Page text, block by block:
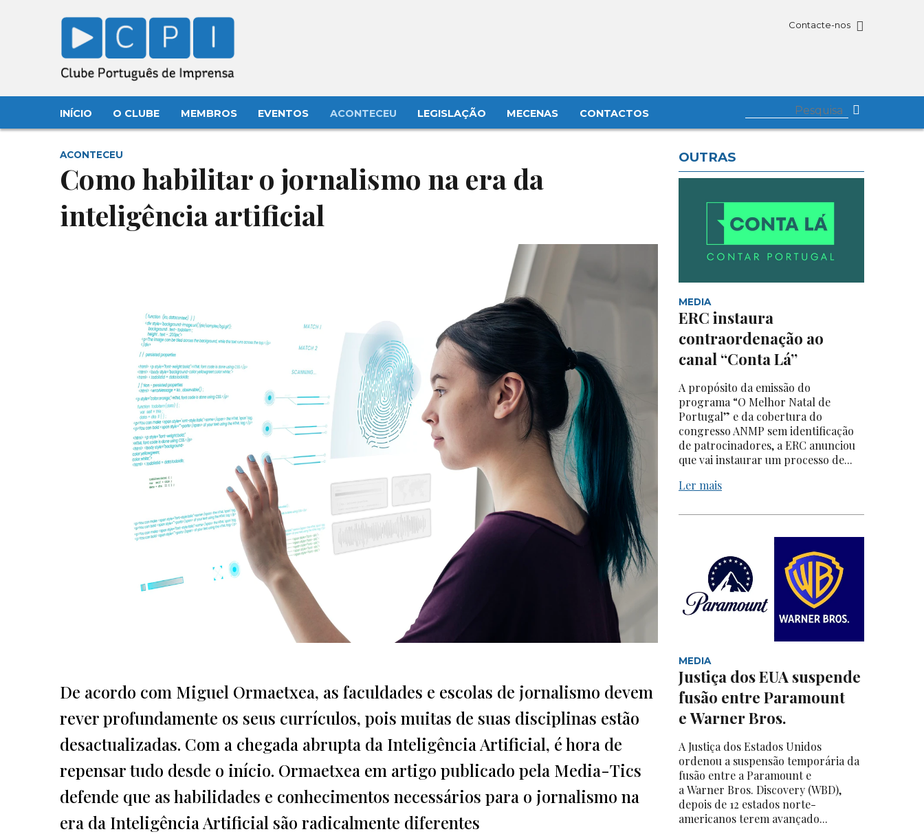
Contacte-nos
INÍCIO O CLUBE MEMBROS EVENTOS ACONTECEU LEGISLAÇÃO MECENAS CONTACTOS
ACONTECEU
Como habilitar o jornalismo na era da
inteligência artificial
De acordo com Miguel Ormaetxea, as faculdades e escolas de jornalismo devem
rever profundamente os seus currículos, pois muitas de suas disciplinas estão
desactualizadas. Com a chegada abrupta da Inteligência Artificial, é hora de
repensar tudo desde o início. Ormaetxea em artigo publicado pela Media-Tics
defende que as habilidades e conhecimentos necessários para o jornalismo na
era da Inteligência Artificial são radicalmente diferentes
OUTRAS
MEDIA
ERC instaura
contraordenação ao
canal “Conta Lá”
A propósito da emissão do
programa “O Melhor Natal de
Portugal” e da cobertura do
congresso ANMP sem identificação
de patrocinadores, a ERC anunciou
que vai instaurar um processo de...
Ler mais
MEDIA
Justiça dos EUA suspende
fusão entre Paramount
e Warner Bros.
A Justiça dos Estados Unidos
ordenou a suspensão temporária da
fusão entre a Paramount e
a Warner Bros. Discovery (WBD),
depois de 12 estados norte-
americanos terem avançado...